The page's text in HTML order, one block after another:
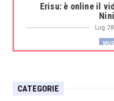
Erisu: è online il
Lug
CATEGORIE